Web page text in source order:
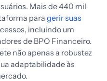
Mais de 440 mil
para gerir suas
incluindo um
de BPO Financeiro.
não apenas a robustez
adaptabilidade às